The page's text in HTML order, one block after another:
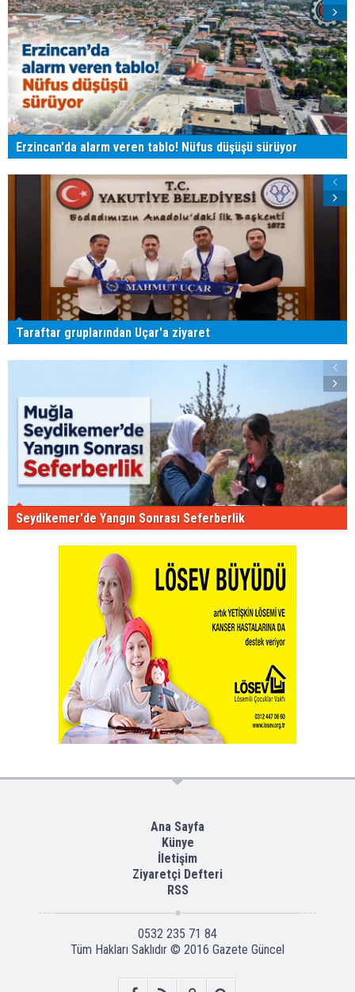
Erzincan'da alarm veren tablo! Nüfus düşüşü sürüyor
Taraftar gruplarından Uçar'a ziyaret
Seydikemer'de Yangın Sonrası Seferberlik
Ana Sayfa
Künye
İletişim
Ziyaretçi Defteri
RSS
0532 235 71 84
Tüm Hakları Saklıdır © 2016 Gazete Güncel